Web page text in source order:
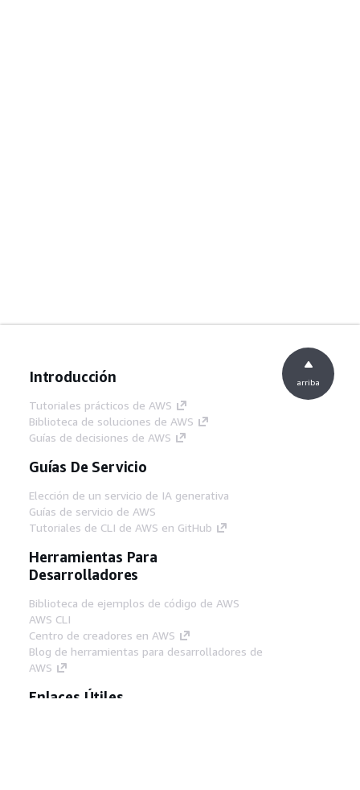
Introducción
Tutoriales prácticos de AWS
Biblioteca de soluciones de AWS
Guías de decisiones de AWS
Guías De Servicio
Elección de un servicio de IA generativa
Guías de servicio de AWS
Tutoriales de CLI de AWS en GitHub
Herramientas Para
Desarrolladores
Biblioteca de ejemplos de código de AWS
AWS CLI
Centro de creadores en AWS
Blog de herramientas para desarrolladores de
AWS
Enlaces Útiles
arriba